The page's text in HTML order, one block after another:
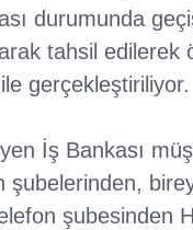
durumunda
tahsil edilerek
gerçekleştiriliyor.
İş Bankası
şubelerinden,
şubesinden